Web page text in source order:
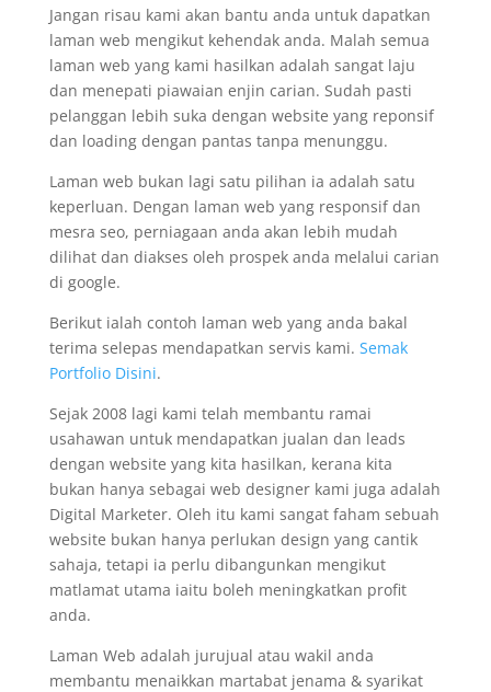
Jangan risau kami akan bantu anda untuk dapatkan
laman web mengikut kehendak anda. Malah semua
laman web yang kami hasilkan adalah sangat laju
dan menepati piawaian enjin carian. Sudah pasti
pelanggan lebih suka dengan website yang reponsif
dan loading dengan pantas tanpa menunggu.
Laman web bukan lagi satu pilihan ia adalah satu
keperluan. Dengan laman web yang responsif dan
mesra seo, perniagaan anda akan lebih mudah
dilihat dan diakses oleh prospek anda melalui carian
di google.
Berikut ialah contoh laman web yang anda bakal
terima selepas mendapatkan servis kami. Semak
Portfolio Disini.
Sejak 2008 lagi kami telah membantu ramai
usahawan untuk mendapatkan jualan dan leads
dengan website yang kita hasilkan, kerana kita
bukan hanya sebagai web designer kami juga adalah
Digital Marketer. Oleh itu kami sangat faham sebuah
website bukan hanya perlukan design yang cantik
sahaja, tetapi ia perlu dibangunkan mengikut
matlamat utama iaitu boleh meningkatkan profit
anda.
Laman Web adalah jurujual atau wakil anda
membantu menaikkan martabat jenama & syarikat